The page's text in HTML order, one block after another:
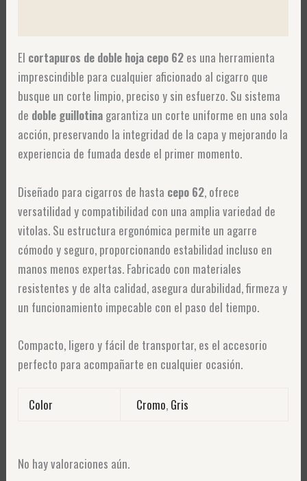
El cortapuros de doble hoja cepo 62 es una herramienta
imprescindible para cualquier aficionado al cigarro que
busque un corte limpio, preciso y sin esfuerzo. Su sistema
de doble guillotina garantiza un corte uniforme en una sola
acción, preservando la integridad de la capa y mejorando la
experiencia de fumada desde el primer momento.
Diseñado para cigarros de hasta cepo 62, ofrece
versatilidad y compatibilidad con una amplia variedad de
vitolas. Su estructura ergonómica permite un agarre
cómodo y seguro, proporcionando estabilidad incluso en
manos menos expertas. Fabricado con materiales
resistentes y de alta calidad, asegura durabilidad, firmeza y
un funcionamiento impecable con el paso del tiempo.
Compacto, ligero y fácil de transportar, es el accesorio
perfecto para acompañarte en cualquier ocasión.
Color Cromo, Gris
No hay valoraciones aún.